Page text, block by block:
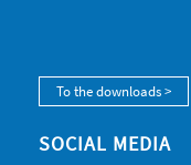
To the downloads >
SOCIAL MEDIA